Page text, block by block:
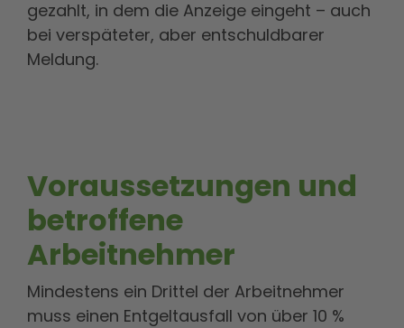
gezahlt, in dem die Anzeige eingeht – auch
bei verspäteter, aber entschuldbarer
Meldung.
Voraussetzungen und
betroffene
Arbeitnehmer
Mindestens ein Drittel der Arbeitnehmer
muss einen Entgeltausfall von über 10 %